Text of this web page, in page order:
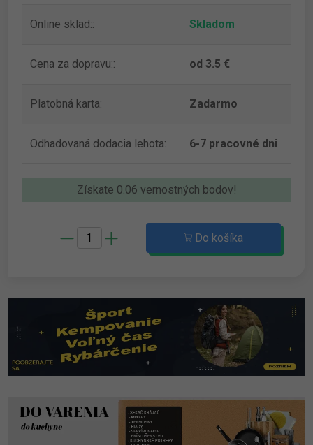
Online sklad:: Skladom
Cena za dopravu:: od 3.5 €
Platobná karta: Zadarmo
Odhadovaná dodacia lehota: 6-7 pracovné dni
Získate 0.06 vernostných bodov!
Do košíka